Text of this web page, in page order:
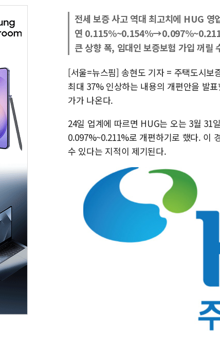
전세 보증 사고 역대 최고치에 HUG 영
연
큰 상향 폭, 임대인 보증보험 가입 꺼릴
[서울=뉴스핌] 송현도 기자 = 주택도시보
최대 37% 인상하는 내용의 개편안을 발
가가 나온다.
24일 업계에 따르면 HUG는 오는 3월 31
0.097%~0.211%로 개편하기로 했다. 이
수 있다는 지적이 제기된다.